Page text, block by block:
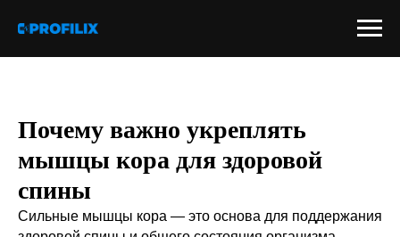
Почему важно укреплять
мышцы кора для здоровой
спины
Сильные мышцы кора — это основа для поддержания